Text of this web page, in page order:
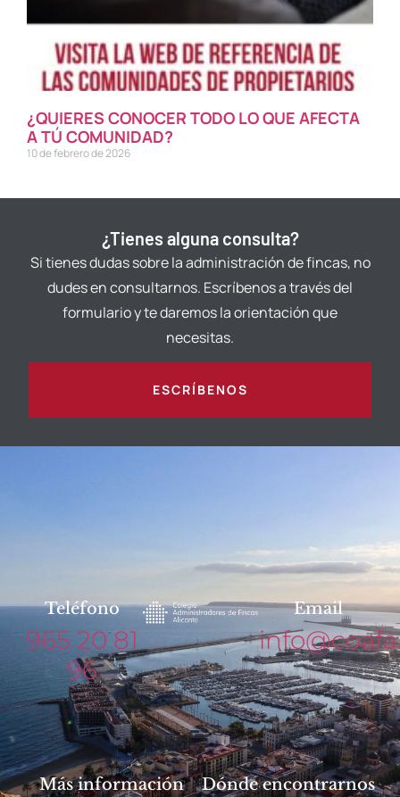
¿QUIERES CONOCER TODO LO QUE AFECTA
A TÚ COMUNIDAD?
10 de febrero de 2026
¿Tienes alguna consulta?
Si tienes dudas sobre la administración de fincas, no
dudes en consultarnos. Escríbenos a través del
formulario y te daremos la orientación que
necesitas.
ESCRÍBENOS
Teléfono
965 20 81
96
Email
Más información Dónde encontrarnos